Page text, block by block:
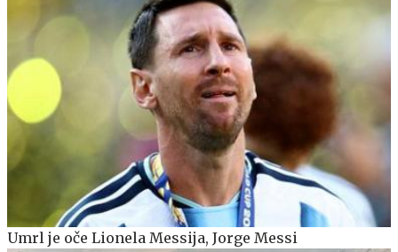
Umrl je oče Lionela Messija, Jorge Messi